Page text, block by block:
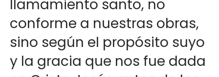
llamamiento santo, no
conforme a nuestras obras,
sino según el propósito suyo
y la gracia que nos fue dada